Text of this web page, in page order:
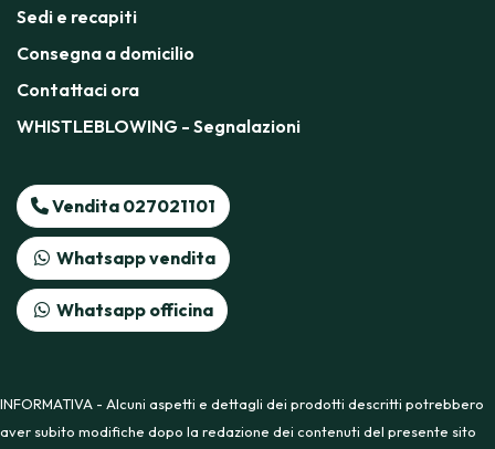
Sedi e recapiti
Consegna a domicilio
Contattaci ora
WHISTLEBLOWING - Segnalazioni
Vendita 027021101
Whatsapp vendita
Whatsapp officina
INFORMATIVA - Alcuni aspetti e dettagli dei prodotti descritti potrebbero
aver subito modifiche dopo la redazione dei contenuti del presente sito